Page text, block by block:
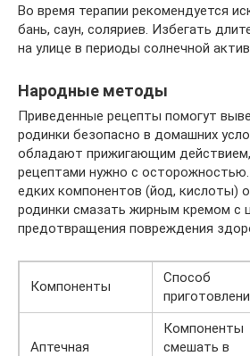
Во время терапии рекомендуется
бань, саун, соляриев. Избегать
на улице в периоды солнечной
Народные методы
Приведенные рецепты помогут
родинки безопасно в домашних
обладают прижигающим
рецептами нужно с
едких компонентов (йод, кислоты)
родинки смазать жирным кремом с
предотвращения повреждения
Компоненты
Способ
Аптечная
Компоненты
смешать в